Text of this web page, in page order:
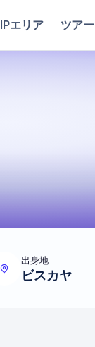
エリア ツアー
出身地
ビスカヤ